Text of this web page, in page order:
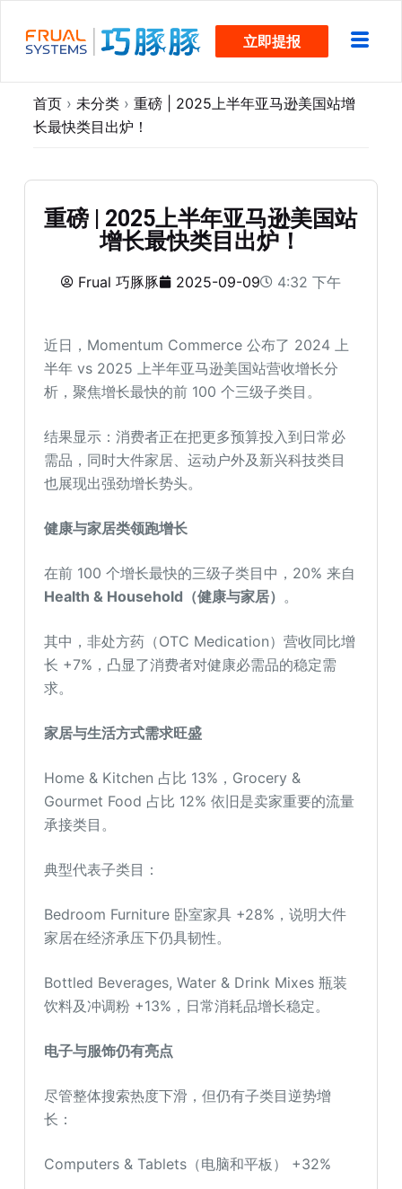
过
立即提报
首页 › 未分类 › 重磅 | 2025上半年亚马逊美国站增
长最快类目出炉！
重磅 | 2025上半年亚马逊美国站
增长最快类目出炉！
Frual 巧豚豚 2025-09-09 4:32 下午
近日，Momentum Commerce 公布了 2024 上
半年 vs 2025 上半年亚马逊美国站营收增长分
析，聚焦增长最快的前 100 个三级子类目。
结果显示：消费者正在把更多预算投入到日常必
需品，同时大件家居、运动户外及新兴科技类目
也展现出强劲增长势头。
健康与家居类领跑增长
在前 100 个增长最快的三级子类目中，20% 来自
Health & Household（健康与家居） 。
其中，非处方药（OTC Medication）营收同比增
长 +7%，凸显了消费者对健康必需品的稳定需
求。
家居与生活方式需求旺盛
Home & Kitchen 占比 13%，Grocery &
Gourmet Food 占比 12% 依旧是卖家重要的流量
承接类目。
典型代表子类目：
Bedroom Furniture 卧室家具 +28%，说明大件
家居在经济承压下仍具韧性。
Bottled Beverages, Water & Drink Mixes 瓶装
饮料及冲调粉 +13%，日常消耗品增长稳定。
电子与服饰仍有亮点
尽管整体搜索热度下滑，但仍有子类目逆势增
长：
Computers & Tablets（电脑和平板） +32%